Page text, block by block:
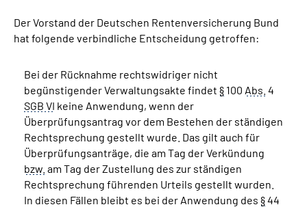
Language
Inhalte in Gebärdensprache (DGS)
Leichte Sprache
Mein Kundenportal
Der Vorstand der Deutschen Rentenversicherung Bund
hat folgende verbindliche Entscheidung getroffen:
Bei der Rücknahme rechtswidriger nicht
begünstigender Verwaltungsakte findet § 100 Abs. 4
SGB VI keine Anwendung, wenn der
Überprüfungsantrag vor dem Bestehen der ständigen
Rechtsprechung gestellt wurde. Das gilt auch für
Überprüfungsanträge, die am Tag der Verkündung
bzw. am Tag der Zustellung des zur ständigen
Rechtsprechung führenden Urteils gestellt wurden.
In diesen Fällen bleibt es bei der Anwendung des §44